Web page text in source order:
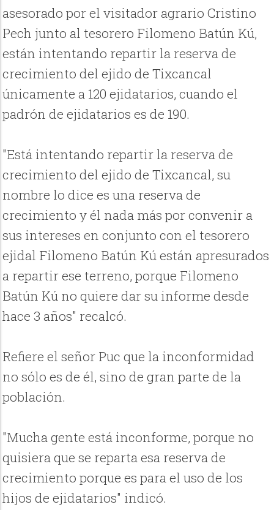
asesorado por el visitador agrario Cristino
Pech junto al tesorero Filomeno Batún Kú,
están intentando repartir la reserva de
crecimiento del ejido de Tixcancal
únicamente a 120 ejidatarios, cuando el
padrón de ejidatarios es de 190.
"Está intentando repartir la reserva de
crecimiento del ejido de Tixcancal, su
nombre lo dice es una reserva de
crecimiento y él nada más por convenir a
sus intereses en conjunto con el tesorero
ejidal Filomeno Batún Kú están apresurados
a repartir ese terreno, porque Filomeno
Batún Kú no quiere dar su informe desde
hace 3 años" recalcó.
Refiere el señor Puc que la inconformidad
no sólo es de él, sino de gran parte de la
población.
"Mucha gente está inconforme, porque no
quisiera que se reparta esa reserva de
crecimiento porque es para el uso de los
hijos de ejidatarios" indicó.